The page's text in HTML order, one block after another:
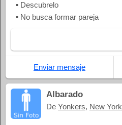
▪ Descubrelo
▪ No busca formar pareja
Enviar mensaje
Albarado
De Yonkers, New York